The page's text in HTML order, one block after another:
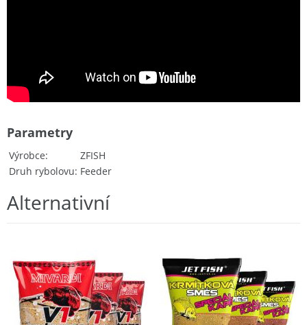
Výrobce
ZFISH
Druh rybolovu Feeder
Parametry
Alternativní